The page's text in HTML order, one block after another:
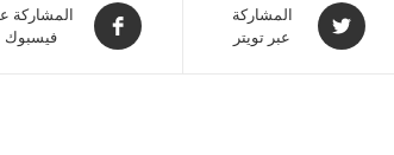
المشاركة
عبر تويتر
المشاركة
فيسبوك